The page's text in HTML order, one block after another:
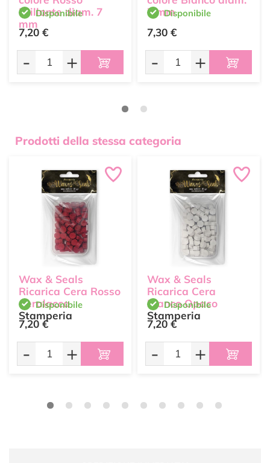
Brillante diam. 7
mm
Disponibile
7,20 €
- +
7 mmDisponibile
7,30 €
- +
Prodotti della stessa categoria
Wax & Seals
Ricarica Cera Rosso
Ceralacca
Stamperia
Disponibile
7,20 €
- +
Wax & Seals
Ricarica Cera
Bianco Opaco
Stamperia
Disponibile
7,20 €
- +